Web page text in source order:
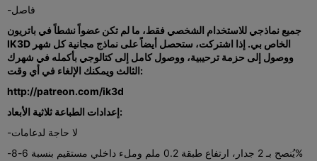
-فاصل
جميع نماذجي للاستخدام الشخصي فقط، ما لم تكن عضواً نشطاً في باتريون
IK3D الخاص بي. إذا اشتركت، ستحصل أيضاً على نماذج مجانية كل شهر
ووصول إلى حزمة ترحيبية، ووصول كامل إلى كتالوجي بأكمله في شهرك
الثالث ويمكنك الإلغاء في أي وقت:
http://patreon.com/ik3d
إعدادات الطباعة ثلاثية الأبعاد:
-لا حاجة لدعامات
-يُنصح بـ 2 جدار، ارتفاع طبقة 0.2 ملم وملء داخلي مستقيم بنسبة 6-8%